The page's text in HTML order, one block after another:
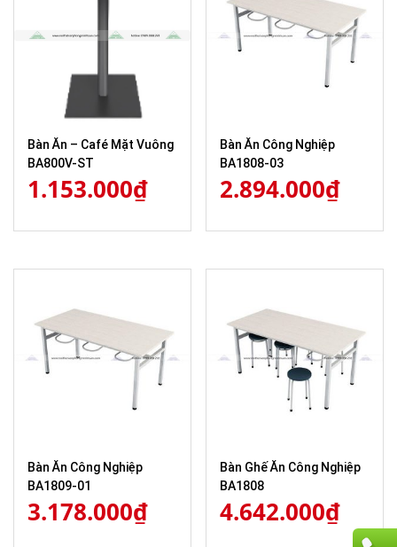
Bàn Ăn – Café Mặt Vuông
BA800V-ST
1.153.000₫
Bàn Ăn Công Nghiệp
BA1808-03
2.894.000₫
Bàn Ăn Công Nghiệp
BA1809-01
3.178.000₫
Bàn Ghế Ăn Công Nghiệp
BA1808
4.642.000₫